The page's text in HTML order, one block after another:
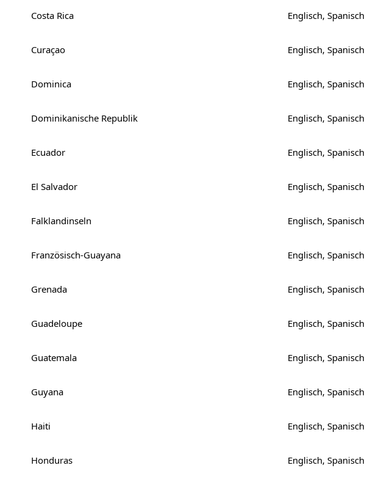
Costa Rica
Englisch, Spanisch
Curaçao
Englisch, Spanisch
Dominica
Englisch, Spanisch
Dominikanische Republik
Englisch, Spanisch
Ecuador
Englisch, Spanisch
El Salvador
Englisch, Spanisch
Falklandinseln
Englisch, Spanisch
Französisch-Guayana
Englisch, Spanisch
Grenada
Englisch, Spanisch
Guadeloupe
Englisch, Spanisch
Guatemala
Englisch, Spanisch
Guyana
Englisch, Spanisch
Haiti
Englisch, Spanisch
Honduras
Englisch, Spanisch